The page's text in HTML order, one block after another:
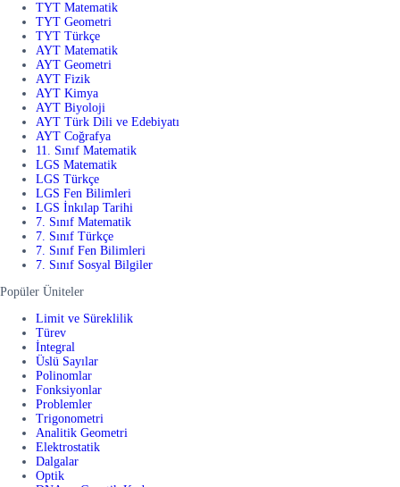
TYT Matematik
TYT Geometri
TYT Türkçe
AYT Matematik
AYT Geometri
AYT Fizik
AYT Kimya
AYT Biyoloji
AYT Türk Dili ve Edebiyatı
AYT Coğrafya
11. Sınıf Matematik
LGS Matematik
LGS Türkçe
LGS Fen Bilimleri
LGS İnkılap Tarihi
7. Sınıf Matematik
7. Sınıf Türkçe
7. Sınıf Fen Bilimleri
7. Sınıf Sosyal Bilgiler
Popüler Üniteler
Limit ve Süreklilik
Türev
İntegral
Üslü Sayılar
Polinomlar
Fonksiyonlar
Problemler
Trigonometri
Analitik Geometri
Elektrostatik
Dalgalar
Optik